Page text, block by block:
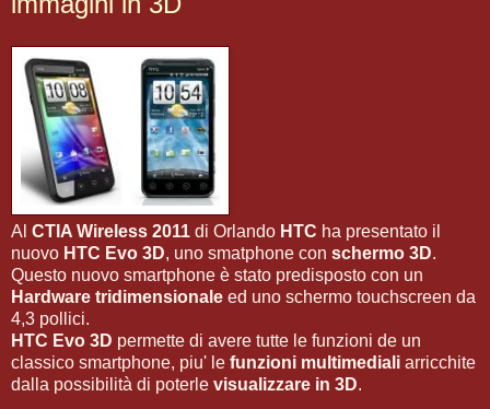
Al CTIA Wireless 2011 di Orlando HTC ha presentato il
nuovo HTC Evo 3D, uno smatphone con schermo 3D.
Questo nuovo smartphone è stato predisposto con un
Hardware tridimensionale ed uno schermo touchscreen da
4,3 pollici.
HTC Evo 3D permette di avere tutte le funzioni de un
classico smartphone, piu' le funzioni multimediali arricchite
dalla possibilità di poterle visualizzare in 3D.